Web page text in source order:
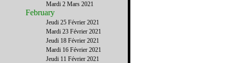
Mardi 2 Mars 2021
February
Jeudi 25 Février 2021
Mardi 23 Février 2021
Jeudi 18 Février 2021
Mardi 16 Février 2021
Jeudi 11 Février 2021